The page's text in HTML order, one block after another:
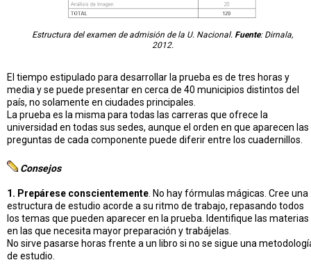
Estructura del examen de admisión de la U. Nacional. Fuente: Dirnala,
2012.
El tiempo estipulado para desarrollar la prueba es de tres horas y
media y se puede presentar en cerca de 40 municipios distintos del
país, no solamente en ciudades principales.
La prueba es la misma para todas las carreras que ofrece la
universidad en todas sus sedes, aunque el orden en que aparecen las
preguntas de cada componente puede diferir entre los cuadernillos.
Consejos
1. Prepárese conscientemente . No hay fórmulas mágicas. Cree una
estructura de estudio acorde a su ritmo de trabajo, repasando todos
los temas que pueden aparecer en la prueba. Identifique las materias
en las que necesita mayor preparación y trabájelas.
No sirve pasarse horas frente a un libro si no se sigue una
de estudio.